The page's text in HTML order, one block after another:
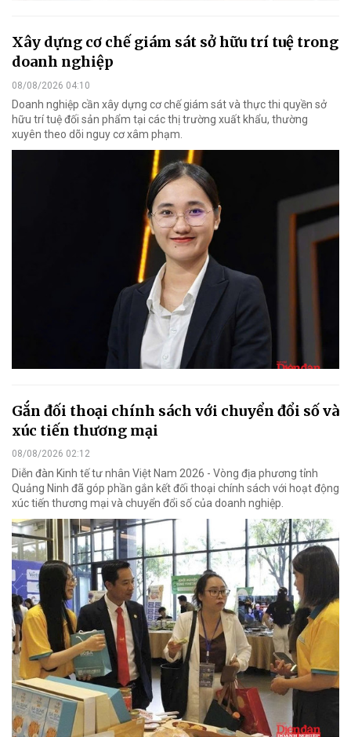
Xây dựng cơ chế giám sát sở hữu trí tuệ trong
doanh nghiệp
08/08/2026 04:10
Doanh nghiệp cần xây dựng cơ chế giám sát và thực thi quyền sở
hữu trí tuệ đối sản phẩm tại các thị trường xuất khẩu, thường
xuyên theo dõi nguy cơ xâm phạm.
Gắn đối thoại chính sách với chuyển đổi số và
xúc tiến thương mại
08/08/2026 02:12
Diễn đàn Kinh tế tư nhân Việt Nam 2026 - Vòng địa phương tỉnh
Quảng Ninh đã góp phần gắn kết đối thoại chính sách với hoạt động
xúc tiến thương mại và chuyển đổi số của doanh nghiệp.